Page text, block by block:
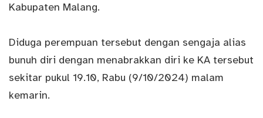
Kabupaten Malang.
Diduga perempuan tersebut dengan sengaja alias
bunuh diri dengan menabrakkan diri ke KA tersebut
sekitar pukul 19.10, Rabu (9/10/2024) malam
kemarin.